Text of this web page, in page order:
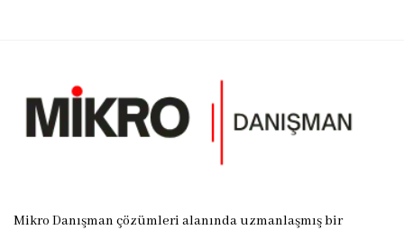
Mikro Danışman çözümleri alanında uzmanlaşmış bir